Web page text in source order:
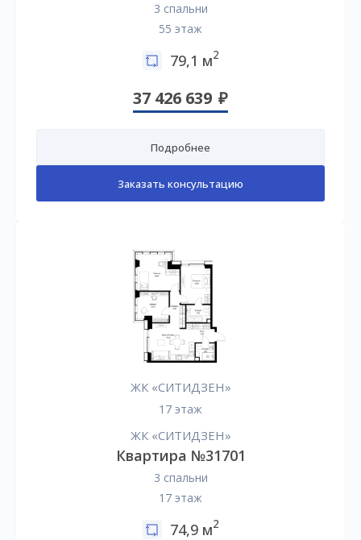
3 спальни
55 этаж
79,1 м2
37 426 639
Подробнее
Заказать консультацию
ЖК «СИТИДЗЕН»
17 этаж
ЖК «СИТИДЗЕН»
Квартира №31701
3 спальни
17 этаж
74,9 м2